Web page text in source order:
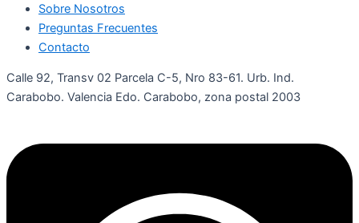
Sobre Nosotros
Preguntas Frecuentes
Contacto
Calle 92, Transv 02 Parcela C-5, Nro 83-61. Urb. Ind.
Carabobo. Valencia Edo. Carabobo, zona postal 2003